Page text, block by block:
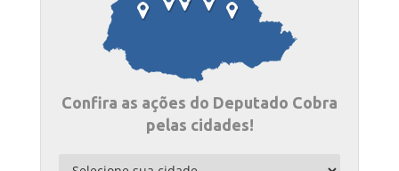
Confira as ações do Deputado Cobra
pelas cidades!